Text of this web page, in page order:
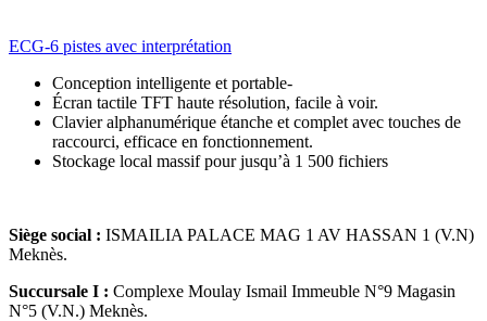
ECG-6 pistes avec interprétation
Conception intelligente et portable-
Écran tactile TFT haute résolution, facile à voir.
Clavier alphanumérique étanche et complet avec touches de
raccourci, efficace en fonctionnement.
Stockage local massif pour jusqu’à 1 500 fichiers
Siège social : ISMAILIA PALACE MAG 1 AV HASSAN 1 (V.N)
Meknès.
Succursale I : Complexe Moulay Ismail Immeuble N°9 Magasin
N°5 (V.N.) Meknès.